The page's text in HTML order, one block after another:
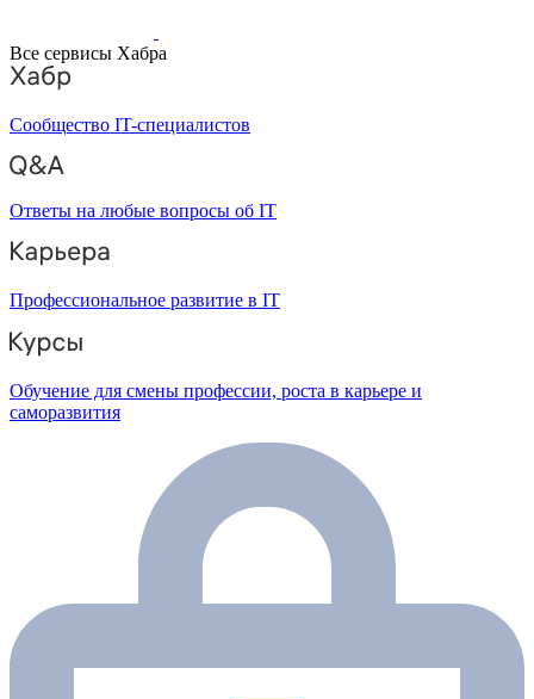
Все сервисы Хабра
Сообщество IT-специалистов
Ответы на любые вопросы об IT
Профессиональное развитие в IT
Обучение для смены профессии, роста в карьере и
саморазвития